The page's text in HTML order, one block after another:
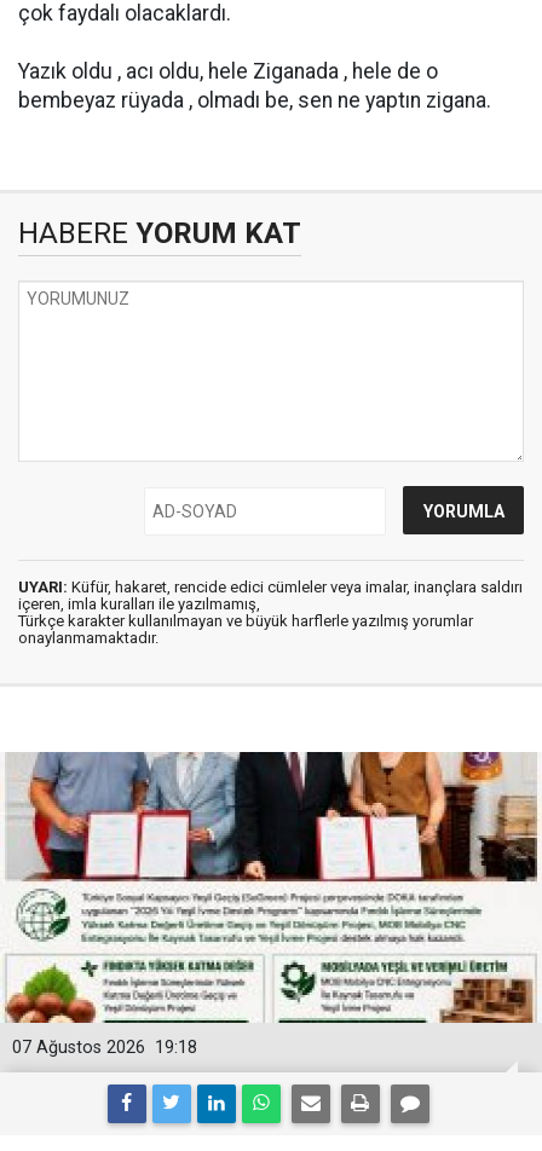
çok faydalı olacaklardı.
Yazık oldu , acı oldu, hele Ziganada , hele de o
bembeyaz rüyada , olmadı be, sen ne yaptın zigana.
HABERE YORUM KAT
UYARI: Küfür, hakaret, rencide edici cümleler veya imalar, inançlara saldırı
içeren, imla kuralları ile yazılmamış,
Türkçe karakter kullanılmayan ve büyük harflerle yazılmış yorumlar
onaylanmamaktadır.
19:18
07 Ağustos 2026